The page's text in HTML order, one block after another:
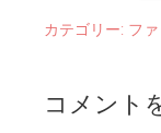
カテゴリー: フ
コメント